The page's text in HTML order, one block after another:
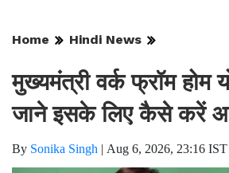
Home Hindi News
मुख्यमंत्री वर्क फ्रॉम होम
जाने इसके लिए कैसे करें
By Sonika Singh | Aug 6, 2026, 23:16 IST